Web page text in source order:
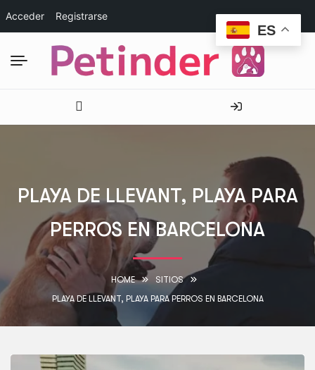
Acceder Registrarse
PLAYA DE LLEVANT, PLAYA PARA
PERROS EN BARCELONA
HOME
SITIOS
PLAYA DE LLEVANT, PLAYA PARA PERROS EN BARCELONA
ES